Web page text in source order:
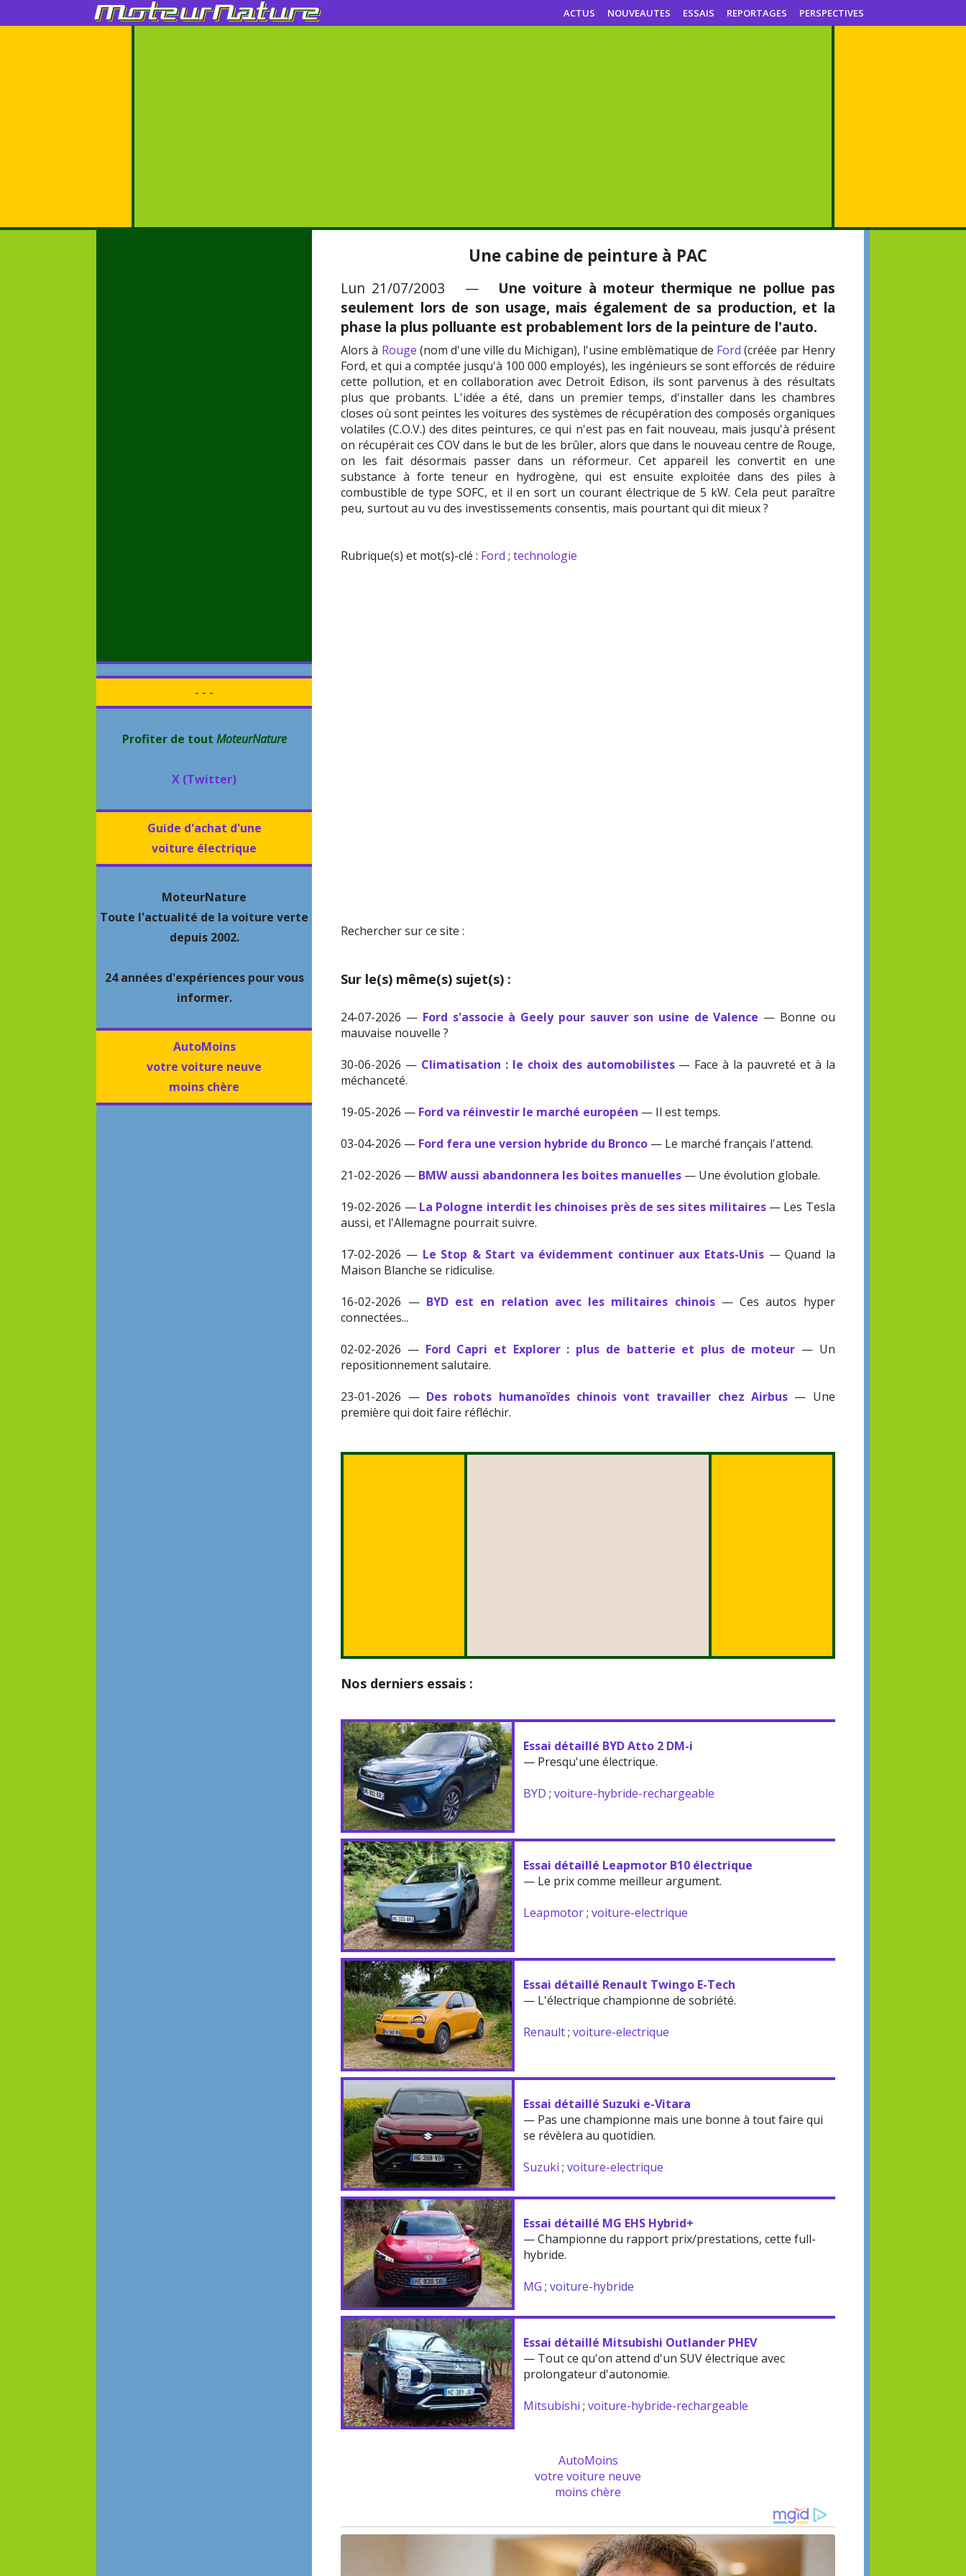
ACTUS NOUVEAUTES ESSAIS REPORTAGES PERSPECTIVES
- - -
Profiter de tout MoteurNature
X (Twitter)
Guide d'achat d'une
voiture électrique
MoteurNature
Toute l'actualité de la voiture verte
depuis 2002.
24 années d'expériences pour vous
informer.
AutoMoins
votre voiture neuve
moins chère
Une cabine de peinture à PAC
Lun 21/07/2003 — Une voiture à moteur thermique ne pollue pas
seulement lors de son usage, mais également de sa production, et la
phase la plus polluante est probablement lors de la peinture de l'auto.
Alors à Rouge (nom d'une ville du Michigan), l'usine emblèmatique de Ford (créée par Henry
Ford, et qui a comptée jusqu'à 100 000 employés), les ingénieurs se sont efforcés de réduire
cette pollution, et en collaboration avec Detroit Edison, ils sont parvenus à des résultats
plus que probants. L'idée a été, dans un premier temps, d'installer dans les chambres
closes où sont peintes les voitures des systèmes de récupération des composés organiques
volatiles (C.O.V.) des dites peintures, ce qui n'est pas en fait nouveau, mais jusqu'à présent
on récupérait ces COV dans le but de les brûler, alors que dans le nouveau centre de Rouge,
on les fait désormais passer dans un réformeur. Cet appareil les convertit en une
substance à forte teneur en hydrogène, qui est ensuite exploitée dans des piles à
combustible de type SOFC, et il en sort un courant électrique de 5 kW. Cela peut paraître
peu, surtout au vu des investissements consentis, mais pourtant qui dit mieux ?
Rubrique(s) et mot(s)-clé : Ford ;technologie
Rechercher sur ce site :
Sur le(s) même(s) sujet(s) :
24-07-2026 — Ford s'associe à Geely pour sauver son usine de Valence — Bonne ou
mauvaise nouvelle ?
30-06-2026 — Climatisation : le choix des automobilistes— Face à la pauvreté et à la
méchanceté.
19-05-2026 — Ford va réinvestir le marché européen — Il est temps.
03-04-2026 — Ford fera une version hybride du Bronco — Le marché français l'attend.
21-02-2026 — BMW aussi abandonnera les boites manuelles — Une évolution globale.
19-02-2026 — La Pologne interdit les chinoises près de ses sites militaires— Les Tesla
aussi, et l'Allemagne pourrait suivre.
17-02-2026 — Le Stop & Start va évidemment continuer aux Etats-Unis— Quand la
Maison Blanche se ridiculise.
16-02-2026 — BYD est en relation avec les militaires chinois— Ces autos hyper
connectées...
02-02-2026 — Ford Capri et Explorer : plus de batterie et plus de moteur — Un
repositionnement salutaire.
23-01-2026 — Des robots humanoïdes chinois vont travailler chez Airbus — Une
première qui doit faire réfléchir.
Nos derniers essais :
Essai détaillé BYD Atto 2 DM-i
— Presqu'une électrique.
BYD ;voiture-hybride-rechargeable
Essai détaillé Leapmotor B10 électrique
— Le prix comme meilleur argument.
Leapmotor;voiture-electrique
Essai détaillé Renault Twingo E-Tech
— L'électrique championne de sobriété.
Renault;voiture-electrique
Essai détaillé Suzuki e-Vitara
— Pas une championne mais une bonne à tout faire qui
se révèlera au quotidien.
Suzuki ;voiture-electrique
Essai détaillé MG EHS Hybrid+
— Championne du rapport prix/prestations, cette full-
hybride.
MG ;voiture-hybride
Essai détaillé Mitsubishi Outlander PHEV
— Tout ce qu'on attend d'un SUV électrique avec
prolongateur d'autonomie.
Mitsubishi ;voiture-hybride-rechargeable
AutoMoins
votre voiture neuve
moins chère